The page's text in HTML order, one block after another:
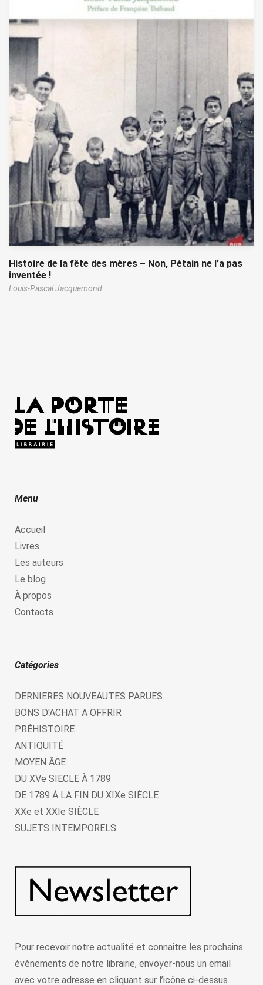
Histoire de la fête des mères – Non, Pétain ne l’a pas
inventée !
Louis-Pascal Jacquemond
Menu
Accueil
Livres
Les auteurs
Le blog
À propos
Contacts
Catégories
DERNIERES NOUVEAUTES PARUES
BONS D'ACHAT A OFFRIR
PRÉHISTOIRE
ANTIQUITÉ
MOYEN ÂGE
DU XVe SIECLE À 1789
DE 1789 À LA FIN DU XIXe SIÈCLE
XXe et XXIe SIÈCLE
SUJETS INTEMPORELS
Pour recevoir notre actualité et connaitre les prochains
évènements de notre librairie, envoyer-nous un email
avec votre adresse en cliquant sur l’icône ci-dessus.